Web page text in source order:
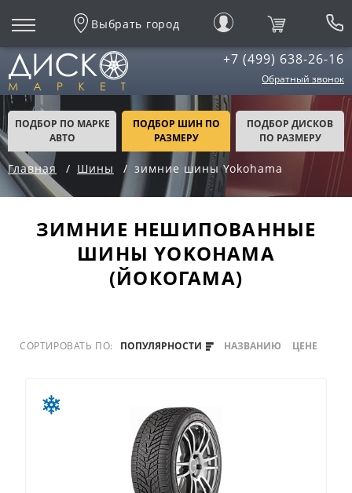
Выбрать город
+7 (499) 638-26-16
Обратный звонок
ПОДБОР ПО МАРКЕ
АВТО
ПОДБОР ШИН ПО
РАЗМЕРУ
ПОДБОР ДИСКОВ
ПО РАЗМЕРУ
Главная Шины зимние шины Yokohama
ЗИМНИЕ НЕШИПОВАННЫЕ
ШИНЫ YOKOHAMA
(ЙОКОГАМА)
СОРТИРОВАТЬ ПО: ПОПУЛЯРНОСТИ НАЗВАНИЮ ЦЕНЕ